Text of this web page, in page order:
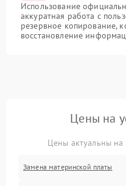
Использование
аккуратная работа с
резервное копирование,
восстановление
Цены на
Цены актуальны
Замена материнской платы